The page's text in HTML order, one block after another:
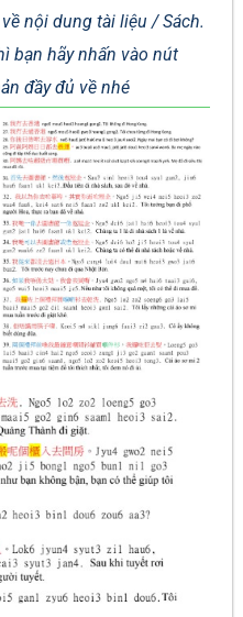
nội dung tài liệu / Sách.
bạn hãy nhấn vào nút
đầy đủ về nhé